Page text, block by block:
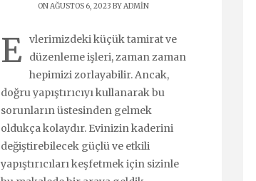
ON AĞUSTOS 6, 2023 BYADMIN
E vlerimizdeki küçük tamirat ve
düzenleme işleri, zaman zaman
hepimizi zorlayabilir. Ancak,
doğru yapıştırıcıyı kullanarak bu
sorunların üstesinden gelmek
oldukça kolaydır. Evinizin kaderini
değiştirebilecek güçlü ve etkili
yapıştırıcıları keşfetmek için sizinle